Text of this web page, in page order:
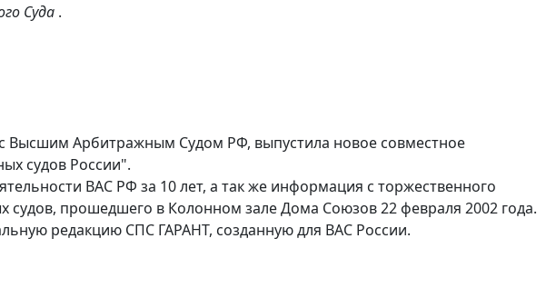
Суда .
Высшим Арбитражным Судом РФ, выпустила новое совместное
судов России".
ВАС РФ за 10 лет, а так же информация с торжественного
судов, прошедшего в Колонном зале Дома Союзов 22 февраля 2002 года.
редакцию СПС ГАРАНТ, созданную для ВАС России.